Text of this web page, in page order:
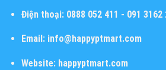
Điện thoại:0888 052 411 - 091 3162
Email:info@happyptmart.com
Website: happyptmart.com